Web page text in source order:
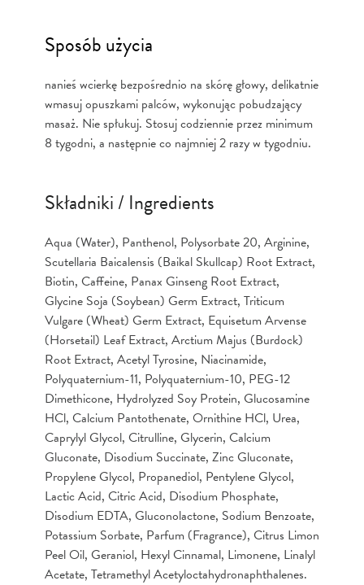
Sposób użycia
nanieś wcierkę bezpośrednio na skórę głowy, delikatnie
wmasuj opuszkami palców, wykonując pobudzający
masaż. Nie spłukuj. Stosuj codziennie przez minimum
8 tygodni, a następnie co najmniej 2 razy w tygodniu.
Składniki / Ingredients
Aqua (Water), Panthenol, Polysorbate 20, Arginine,
Scutellaria Baicalensis (Baikal Skullcap) Root Extract,
Biotin, Caffeine, Panax Ginseng Root Extract,
Glycine Soja (Soybean) Germ Extract, Triticum
Vulgare (Wheat) Germ Extract, Equisetum Arvense
(Horsetail) Leaf Extract, Arctium Majus (Burdock)
Root Extract, Acetyl Tyrosine, Niacinamide,
Polyquaternium-11, Polyquaternium-10, PEG-12
Dimethicone, Hydrolyzed Soy Protein, Glucosamine
HCl, Calcium Pantothenate, Ornithine HCl, Urea,
Caprylyl Glycol, Citrulline, Glycerin, Calcium
Gluconate, Disodium Succinate, Zinc Gluconate,
Propylene Glycol, Propanediol, Pentylene Glycol,
Lactic Acid, Citric Acid, Disodium Phosphate,
Disodium EDTA, Gluconolactone, Sodium Benzoate,
Potassium Sorbate, Parfum (Fragrance), Citrus Limon
Peel Oil, Geraniol, Hexyl Cinnamal, Limonene, Linalyl
Acetate, Tetramethyl Acetyloctahydronaphthalenes.